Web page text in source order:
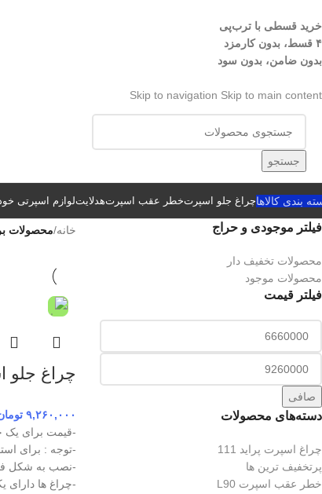
خرید قسطی با ترب‌پی
۴ قسط، بدون کارمزد
بدون ضامن، بدون سود
Skip to navigation Skip to main content
جستجو
بندی کالاهاچراغ جلو اسپرتخطر عقب اسپرتهدلایتلوازم اسپرتی
فیلتر موجودی و حراج
محصولات تخفیف دار
محصولات موجود
فیلتر قیمت
صافی
دسته‌های محصولات
چراغ اسپرت پراید 111
پرتخفیف ترین ها
خطر عقب اسپرت L90
خانه/محصولات
چراغ جلو اسپرت
۹,۲۶۰,۰۰۰
-قیمت برای یک
-توجه : برای
-نصب به شکل
-چراغ ها دارای